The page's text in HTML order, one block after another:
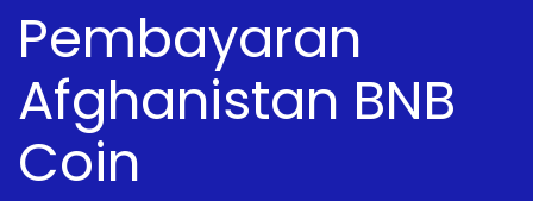
Pembayaran
Afghanistan BNB
Coin